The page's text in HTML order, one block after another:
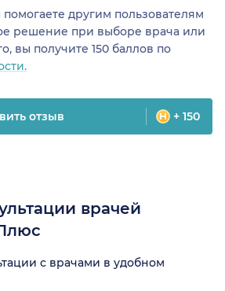
другим пользователям
решение при выборе врача или
вы получите 150 баллов по
отзыв + 150
врачей
с врачами в удобном